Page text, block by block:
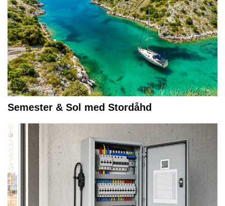
Semester & Sol med Stordåhd